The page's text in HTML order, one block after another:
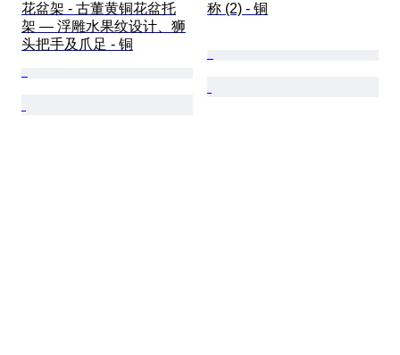
花盆架 - 古董黄铜花盆托
架 — 浮雕水果纹设计、狮
头把手及爪足 - 铜
称 (2) - 铜